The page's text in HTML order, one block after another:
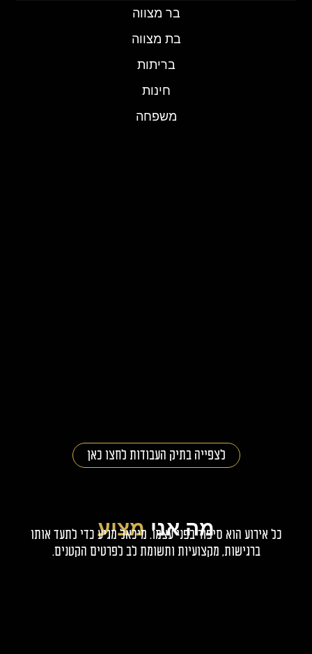
בר מצווה
בת מצווה
בריתות
משפחה
לצפייה בתיק העבודות לחצו כאן
מה אנימציע
אירוע הוא סיפור בפני עצמו. מיכאל מגיע כדי לתעד אותו
ברגישות, מקצועיות ותשומת לב לפרטים הקטנים.